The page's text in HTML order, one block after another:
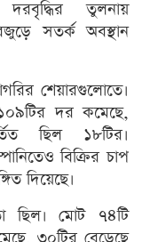
তুলনায়
সতর্ক অবস্থান
শেয়ারগুলোতে।
দর কমেছে,
ছিল ১৮টির।
বিক্রির চাপ
দিয়েছে।
ছিল। মোট ৭৪টি